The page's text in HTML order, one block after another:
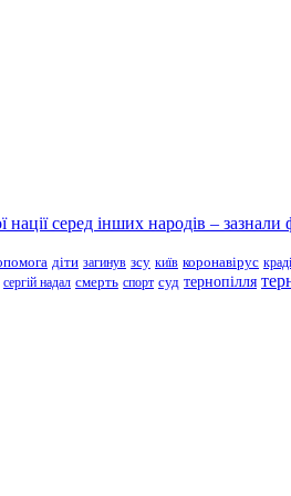
серед інших народів – зазнали
діти загинув зсу київ коронавірус
сергій надал смерть спорт суд тернопілля